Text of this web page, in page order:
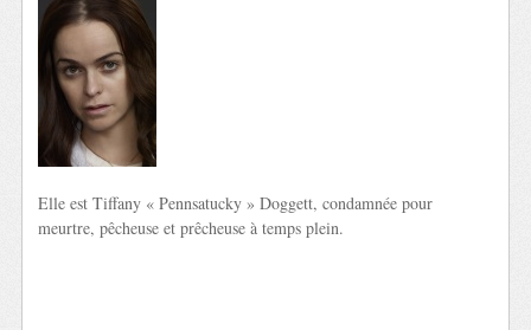
Elle est Tiffany « Pennsatucky » Doggett, condamnée pour
meurtre, pêcheuse et prêcheuse à temps plein.